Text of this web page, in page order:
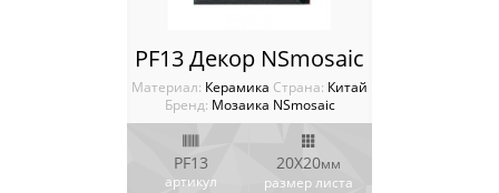
PF13 Декор NSmosaic
Материал: Керамика Cтрана: Китай
Бренд: Мозаика NSmosaic
PF13
артикул
20X20мм
размер листа